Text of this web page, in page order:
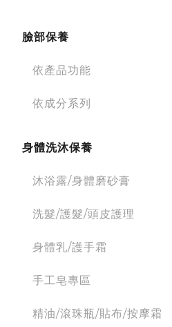
臉部保養
依產品功能
依成分系列
身體洗沐保養
沐浴露/身體磨砂膏
洗髮/護髮/頭皮護理
身體乳/護手霜
手工皂專區
精油/滾珠瓶/貼布/按摩霜